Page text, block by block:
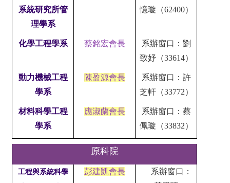
系統研究所管
理學系
憶璇（62400）
化學工程學系 蔡銘宏會長
系辦窗口：劉
致妤（33614）
動力機械工程
學系
陳盈源會長
系辦窗口：許
芝軒（33772）
材料科學工程
學系
應淑蘭會長
系辦窗口：蔡
佩璇（33832）
原科院
工程與系統科學 彭建凱會長
系辦窗口：